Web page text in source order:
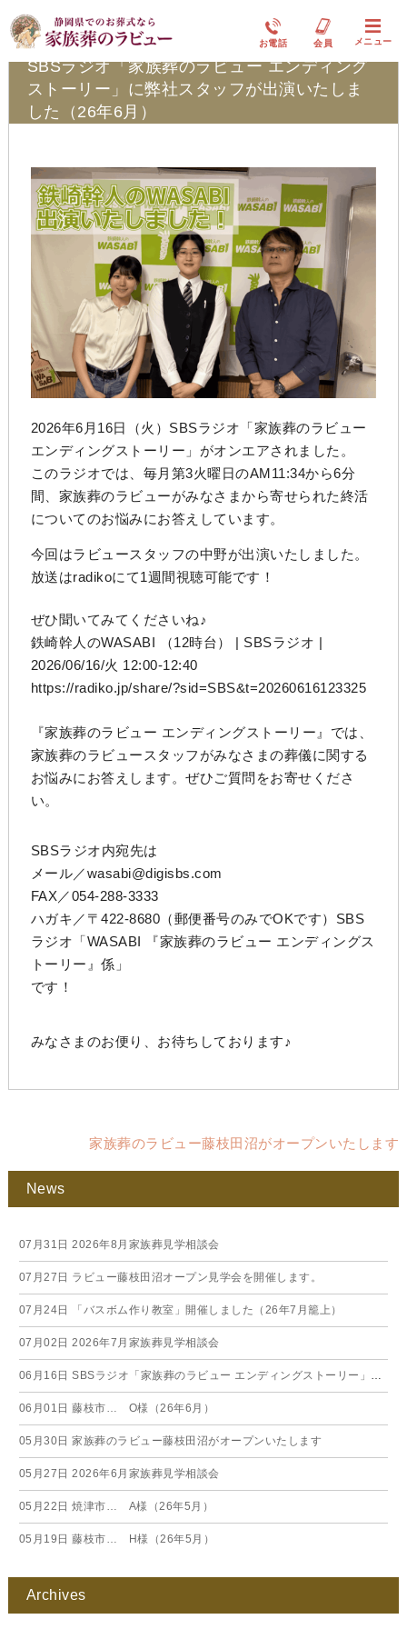
お電話 会員 メニュー
ふれ愛ブログ
SBSラジオ「家族葬のラビュー エンディング
ストーリー」に弊社スタッフが出演いたしま
した（26年6月）
2026年6月16日（火）SBSラジオ「家族葬のラビュー
エンディングストーリー」がオンエアされました。
このラジオでは、毎月第3火曜日のAM11:34から6分
間、家族葬のラビューがみなさまから寄せられた終活
についてのお悩みにお答えしています。
今回はラビュースタッフの中野が出演いたしました。
放送はradikoにて1週間視聴可能です！
ぜひ聞いてみてくださいね♪
鉄崎幹人のWASABI （12時台） | SBSラジオ |
2026/06/16/火 12:00-12:40
https://radiko.jp/share/?sid=SBS&t=20260616123325
『家族葬のラビュー エンディングストーリー』では、
家族葬のラビュースタッフがみなさまの葬儀に関する
お悩みにお答えします。ぜひご質問をお寄せくださ
い。
SBSラジオ内宛先は
メール／wasabi@digisbs.com
FAX／054-288-3333
ハガキ／〒422-8680（郵便番号のみでOKです）SBS
ラジオ「WASABI 『家族葬のラビュー エンディングス
トーリー』係」
です！
みなさまのお便り、お待ちしております♪
家族葬のラビュー藤枝田沼がオープンいたします
News
07月31日 2026年8月家族葬見学相談会
07月27日 ラビュー藤枝田沼オープン見学会を開催します。
07月24日 「バスボム作り教室」開催しました（26年7月籠上）
07月02日 2026年7月家族葬見学相談会
06月16日 SBSラジオ「家族葬のラビュー エンディングストーリー」に弊社スタッフが出演いたしました（26年6月）
06月01日 藤枝市… O様（26年6月）
05月30日 家族葬のラビュー藤枝田沼がオープンいたします
05月27日 2026年6月家族葬見学相談会
05月22日 焼津市… A様（26年5月）
05月19日 藤枝市… H様（26年5月）
Archives